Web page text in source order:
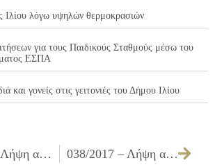
Ιλίου λόγω υψηλών θερμοκρασιών
για τους Παιδικούς Σταθμούς μέσω του
ΕΣΠΑ
και γονείς στις γειτονιές του Δήμου Ιλίου
036/2017 – Λήψη απόφασης για αντικατάσταση άδειας ίδρυσης καταστημάτων υγειονομικού ενδιαφέροντος 038/2017 – Λήψη απόφασης για χορήγηση αδειών ίδρυσης και λειτουργίας καταστημάτων υγειονομικού ενδιαφέροντος